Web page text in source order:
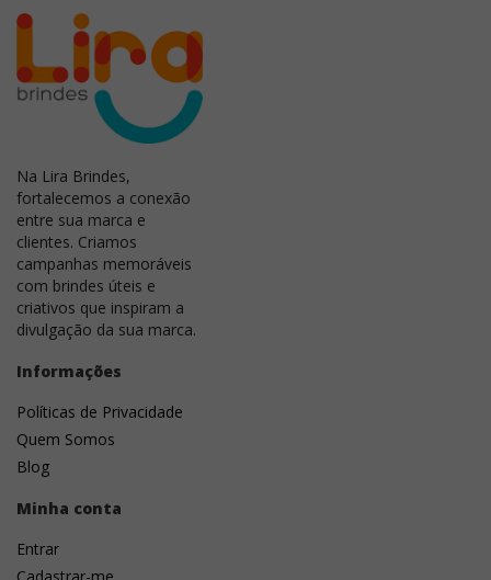
elasticidade. Também deve-se evitar artes com
traços ou fontes inferiores a
é manual e detalhes muito pequenos podem
comprometer o resultado final. Para garantir maior
padronização entre as peças,
utilização em lotes de até 500 unidades
personalização, como serigrafia, tampografia ou
impressão UV direta, que oferecem maior
produtividade e uniformidade.
Na Lira Brindes,
fortalecemos a conexão
entre sua marca e
clientes. Criamos
campanhas memoráveis
com brindes úteis e
criativos que inspiram a
divulgação da sua marca.
Informações
Políticas de Privacidade
Quem Somos
Blog
Minha conta
Entrar